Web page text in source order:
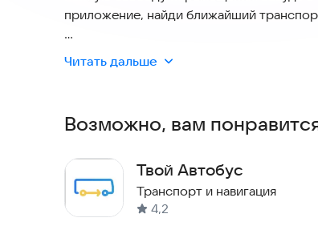
приложение, найди ближайший
Мы позаботились о твоей безопасности
система позволяет легко отслеживать
Читать дальше
Возможно, вам
Твой Автобус
Транспорт и навигация
4,2